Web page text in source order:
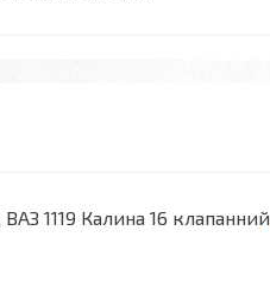
1119 Калина 16 клапанний